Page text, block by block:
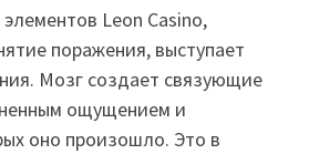
Leon Casino,
поражения, выступает
Мозг создает связующие
ощущением и
оно произошло. Это в